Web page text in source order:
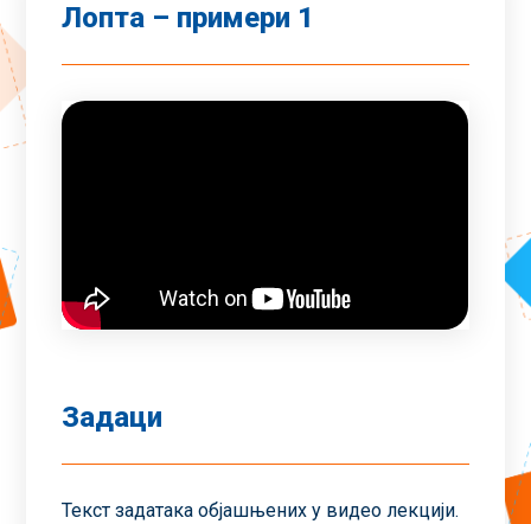
Лопта – примери 1
Задаци
Текст задатака објашњених у видео лекцији.